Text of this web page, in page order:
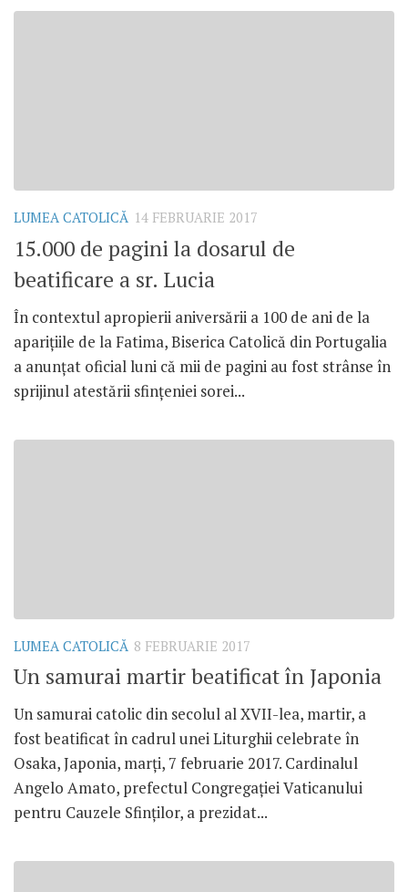
LUMEA CATOLICĂ 14 FEBRUARIE 2017
15.000 de pagini la dosarul de
beatificare a sr. Lucia
În contextul apropierii aniversării a 100 de ani de la
aparițiile de la Fatima, Biserica Catolică din Portugalia
a anunțat oficial luni că mii de pagini au fost strânse în
sprijinul atestării sfințeniei sorei...
LUMEA CATOLICĂ 8 FEBRUARIE 2017
Un samurai martir beatificat în Japonia
Un samurai catolic din secolul al XVII-lea, martir, a
fost beatificat în cadrul unei Liturghii celebrate în
‎Osaka, Japonia, marți, 7 februarie 2017. Cardinalul
Angelo Amato, prefectul Congregației Vaticanului
pentru Cauzele Sfinților, a prezidat...